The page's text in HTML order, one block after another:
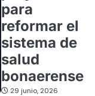
para
reformar el
sistema de
salud
bonaerense
29 junio, 2026